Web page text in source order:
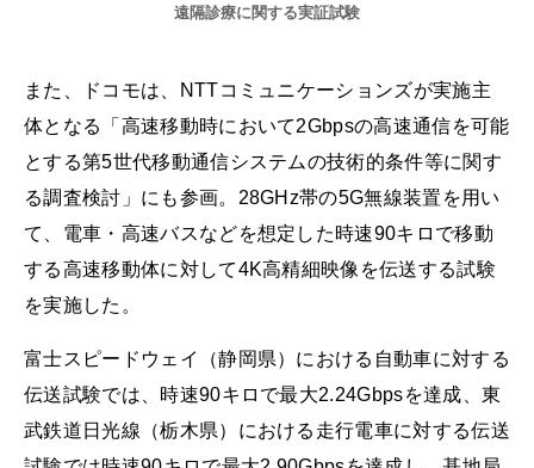
遠隔診療に関する実証試験
また、ドコモは、NTTコミュニケーションズが実施主
体となる「高速移動時において2Gbpsの高速通信を可能
とする第5世代移動通信システムの技術的条件等に関す
る調査検討」にも参画。28GHz帯の5G無線装置を用い
て、電車・高速バスなどを想定した時速90キロで移動
する高速移動体に対して4K高精細映像を伝送する試験
を実施した。
富士スピードウェイ（静岡県）における自動車に対する
伝送試験では、時速90キロで最大2.24Gbpsを達成、東
武鉄道日光線（栃木県）における走行電車に対する伝送